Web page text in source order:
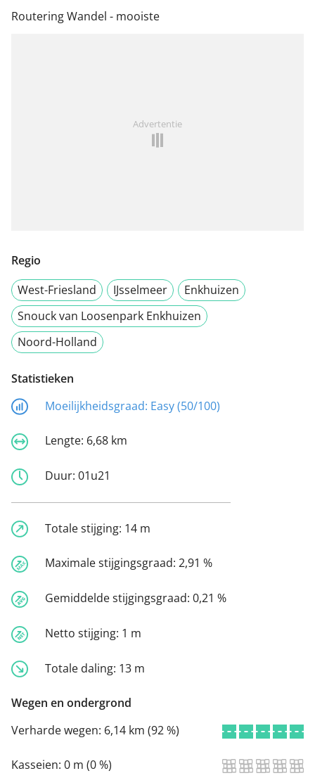
Routering Wandel - mooiste
Advertentie
Regio
West-Friesland
IJsselmeer
Enkhuizen
Snouck van Loosenpark Enkhuizen
Noord-Holland
Statistieken
Moeilijkheidsgraad: Easy (50/100)
Lengte: 6,68 km
Duur: 01u21
Totale stijging: 14 m
Maximale stijgingsgraad: 2,91 %
Gemiddelde stijgingsgraad: 0,21 %
Netto stijging: 1 m
Totale daling: 13 m
Wegen en ondergrond
Verharde wegen: 6,14 km (92 %)
Kasseien: 0 m (0 %)